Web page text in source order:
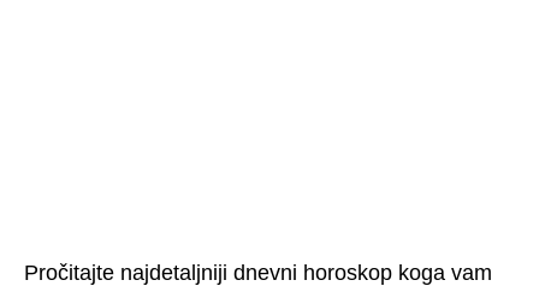
Pročitajte najdetaljniji dnevni horoskop koga vam